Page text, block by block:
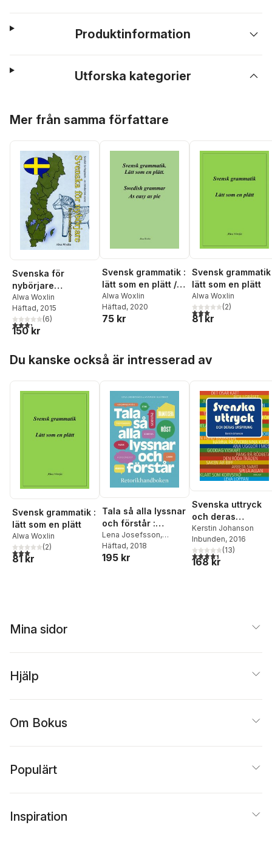
Produktinformation
Utforska kategorier
Mer från samma författare
Svenska för
nybörjare
(engelska)
Alwa Woxlin
Häftad, 2015
3,3utav 5 stjärnor. Totalt antal röster:
(6)
150 kr
Svensk grammatik :
lätt som en plätt /
Swedish grammar :
as easy as pie
Alwa Woxlin
Häftad, 2020
75 kr
Svensk grammatik
lätt som en plätt
Alwa Woxlin
3,0utav 5 stjärnor.
(2)
81 kr
Du kanske också är intresserad av
Svensk grammatik :
lätt som en plätt
Alwa Woxlin
3,0utav 5 stjärnor. Totalt antal röster:
(2)
81 kr
Tala så alla lyssnar
och förstår :
Retorikhandboken
Lena Josefsson,
Annmari Kastrup
Häftad, 2018
195 kr
Svenska uttryck
och deras
ursprung
Kerstin Johanson
Inbunden, 2016
4,4utav 5 stjärnor.
(13)
168 kr
Mina sidor
Hjälp
Om Bokus
Populärt
Inspiration